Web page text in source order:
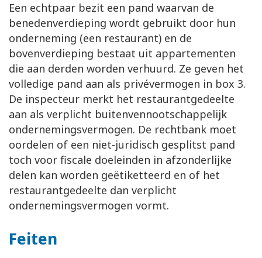
Een echtpaar bezit een pand waarvan de
benedenverdieping wordt gebruikt door hun
onderneming (een restaurant) en de
bovenverdieping bestaat uit appartementen
die aan derden worden verhuurd. Ze geven het
volledige pand aan als privévermogen in box 3.
De inspecteur merkt het restaurantgedeelte
aan als verplicht buitenvennootschappelijk
ondernemingsvermogen. De rechtbank moet
oordelen of een niet-juridisch gesplitst pand
toch voor fiscale doeleinden in afzonderlijke
delen kan worden geëtiketteerd en of het
restaurantgedeelte dan verplicht
ondernemingsvermogen vormt.
Feiten